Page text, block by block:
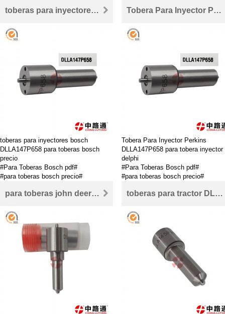
toberas para inyectores bosch DLLA147P658 para toberas bosch precio
toberas para inyectores bosch
DLLA147P658 para toberas bosch
precio
#Para Toberas Bosch pdf#
#para toberas bosch precio#
#para toberas de inyeccion kia pregio#
#para toberas de inyectores peugeot#
#Toberas de orificios#
Tobera Para Inyector Perkins DLLA147P658 para tobera inyector delphi
Tobera Para Inyector Perkins
DLLA147P658 para tobera inyector
delphi
#Para Toberas Bosch pdf#
#para toberas bosch precio#
#para toberas de inyeccion kia
#para toberas de inyectores
#Toberas de orificios#
para toberas john deere DLLA154P866 para toberas caterpillar toberas para tractor DLLA145P1068 PARA tobera inyector bosch diesel